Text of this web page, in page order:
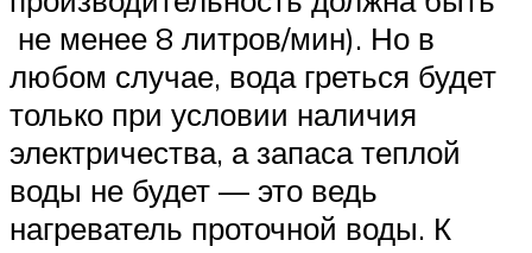
не менее 8 литров/мин). Но в
любом случае, вода греться будет
только при условии наличия
электричества, а запаса теплой
воды не будет — это ведь
нагреватель проточной воды. К